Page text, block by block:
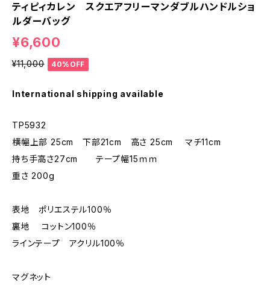
ティピィカレン スクエアフリーマンダブルハンドルショ
ルダーバッグ
¥6,600
¥11,000 40%OFF
International shipping available
TP5932
横幅上部 25cm 下部21cm 高さ 25cm マチ11cm
持ち手高さ27cm テープ幅15ｍｍ
重さ 200g
表地 ポリエステル100％
裏地 コットン100％
ラインテープ アクリル100％
マグネット